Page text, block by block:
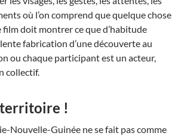
où l’on comprend que quelque chose
film doit montrer ce que d’habitude
fabrication d’une découverte au
ou chaque participant est un acteur,
collectif.
!
Nouvelle-Guinée ne se fait pas comme